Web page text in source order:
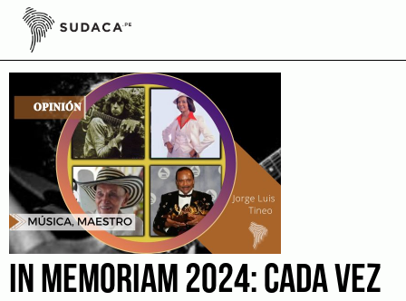
Skip
contentYola Polastri
IN MEMORIAM 2024: CADA VEZ